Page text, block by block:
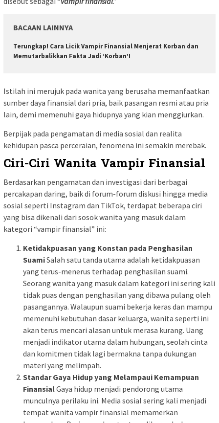
BACAAN LAINNYA
Terungkap! Cara Licik Vampir Finansial Menjerat Korban dan
Memutarbalikkan Fakta Jadi ‘Korban’!
Istilah ini merujuk pada wanita yang berusaha memanfaatkan
sumber daya finansial dari pria, baik pasangan resmi atau pria
lain, demi memenuhi gaya hidupnya yang kian menggiurkan.
Berpijak pada pengamatan di media sosial dan realita
kehidupan pasca perceraian, fenomena ini semakin merebak.
Ciri-Ciri Wanita Vampir Finansial
Berdasarkan pengamatan dan investigasi dari berbagai
percakapan daring, baik di forum-forum diskusi hingga media
sosial seperti Instagram dan TikTok, terdapat beberapa ciri
yang bisa dikenali dari sosok wanita yang masuk dalam
kategori “vampir finansial” ini:
Ketidakpuasan yang Konstan pada Penghasilan
SuamiSalah satu tanda utama adalah ketidakpuasan
yang terus-menerus terhadap penghasilan suami.
Seorang wanita yang masuk dalam kategori ini sering kali
tidak puas dengan penghasilan yang dibawa pulang oleh
pasangannya. Walaupun suami bekerja keras dan mampu
memenuhi kebutuhan dasar keluarga, wanita seperti ini
akan terus mencari alasan untuk merasa kurang. Uang
menjadi indikator utama dalam hubungan, seolah cinta
dan komitmen tidak lagi bermakna tanpa dukungan
materi yang melimpah.
Standar Gaya Hidup yang Melampaui Kemampuan
FinansialGaya hidup menjadi pendorong utama
munculnya perilaku ini. Media sosial sering kali menjadi
tempat wanita vampir finansial memamerkan